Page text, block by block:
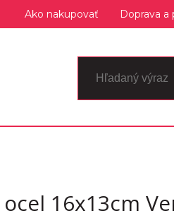
Ako nakupovať Doprava a
16x13cm